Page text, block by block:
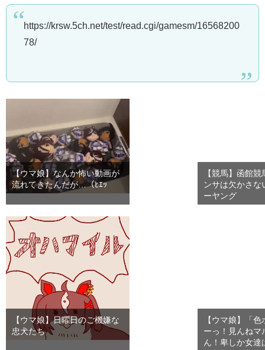
https://krsw.5ch.net/test/read.cgi/gamesm/16568200
78/
【ウマ娘】なんか怖い動画が
流れてきたんだが…（ﾋｴｯ
【競馬】函館
ンサは欠かさな
ーヤング
【ウマ娘】日曜日のご機嫌な
忠犬たち
【ウマ娘】「
ーっ！見んねマ
ん！卑しか女達